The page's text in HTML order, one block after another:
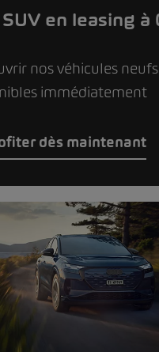
en leasing à
nos véhicules neufs
immédiatement
dès maintenant